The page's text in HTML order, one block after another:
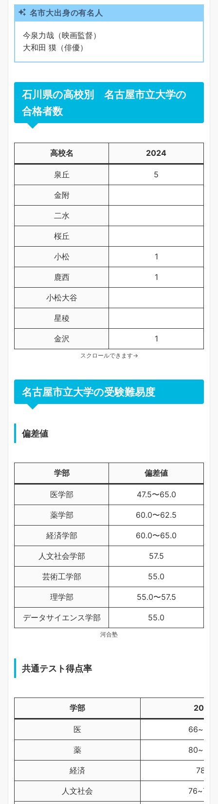
名市大出身の有名人
今泉力哉（映画監督）
大和田 獏（俳優）
石川県の高校別 名古屋市立大学の
合格者数
高校名 2024
泉丘 5
金附
二水
桜丘
小松 1
鹿西 1
小松大谷
星稜
金沢 1
スクロールできます→
名古屋市立大学の受験難易度
偏差値
学部 偏差値
医学部 47.5〜65.0
薬学部 60.0〜62.5
経済学部 60.0〜65.0
人文社会学部 57.5
芸術工学部 55.0
理学部 55.0〜57.5
データサイエンス学部 55.0
河合塾
共通テスト得点率
学部 2025
医
薬
経済 78%
人文社会 76~77